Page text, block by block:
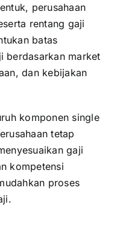
perusahaan
rentang gaji
batas
berdasarkan market
dan kebijakan
komponen single
tetap
gaji
kompetensi
proses